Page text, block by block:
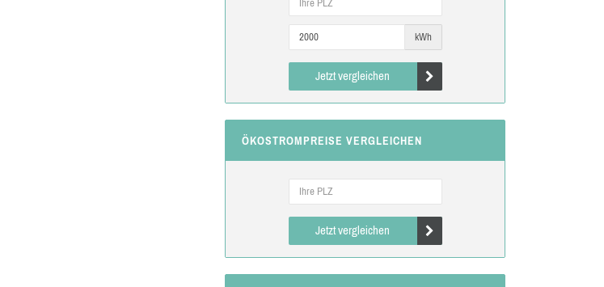
kWh
Jetzt vergleichen
ÖKOSTROMPREISE VERGLEICHEN
Jetzt vergleichen